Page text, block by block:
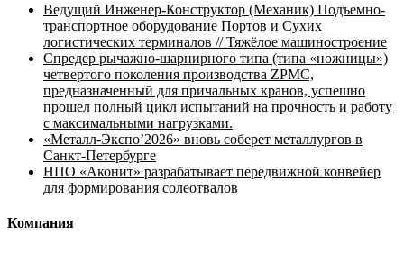
Ведущий Инженер-Конструктор (Механик) Подъемно-
транспортное оборудование Портов и Сухих
логистических терминалов // Тяжёлое машиностроение
Спредер рычажно-шарнирного типа (типа «ножницы»)
четвертого поколения производства ZPMC,
предназначенный для причальных кранов, успешно
прошел полный цикл испытаний на прочность и работу
с максимальными нагрузками.
«Металл-Экспо’2026» вновь соберет металлургов в
Санкт-Петербурге
НПО «Аконит» разрабатывает передвижной конвейер
для формирования солеотвалов
Компания